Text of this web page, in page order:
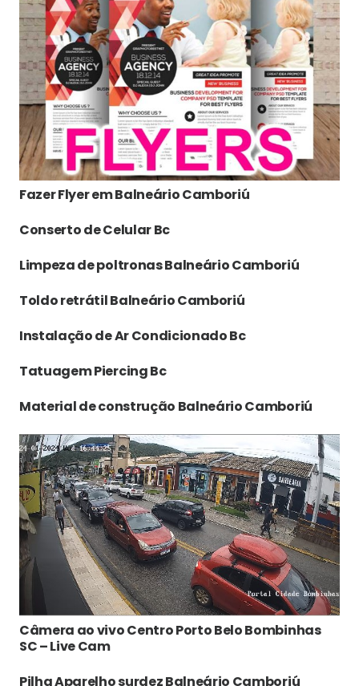
Fazer Flyer em Balneário Camboriú
Conserto de Celular Bc
Limpeza de poltronas Balneário Camboriú
Toldo retrátil Balneário Camboriú
Instalação de Ar Condicionado Bc
Tatuagem Piercing Bc
Material de construção Balneário Camboriú
Câmera ao vivo Centro Porto Belo Bombinhas
SC – Live Cam
Pilha Aparelho surdez Balneário Camboriú